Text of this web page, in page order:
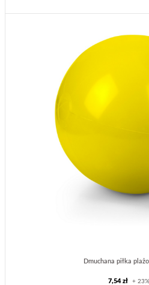
Dmuchana piłka
7,54 zł +